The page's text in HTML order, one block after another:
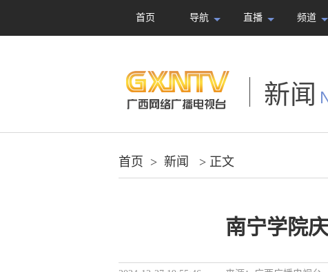
首页 导航 直播 频道
新闻
首页 > 新闻 > 正文
南宁学院